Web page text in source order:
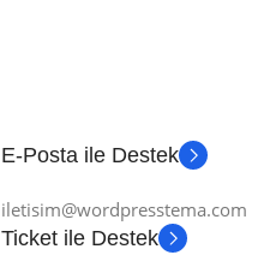
E-Posta ile Destek
iletisim@wordpresstema.com
Ticket ile Destek